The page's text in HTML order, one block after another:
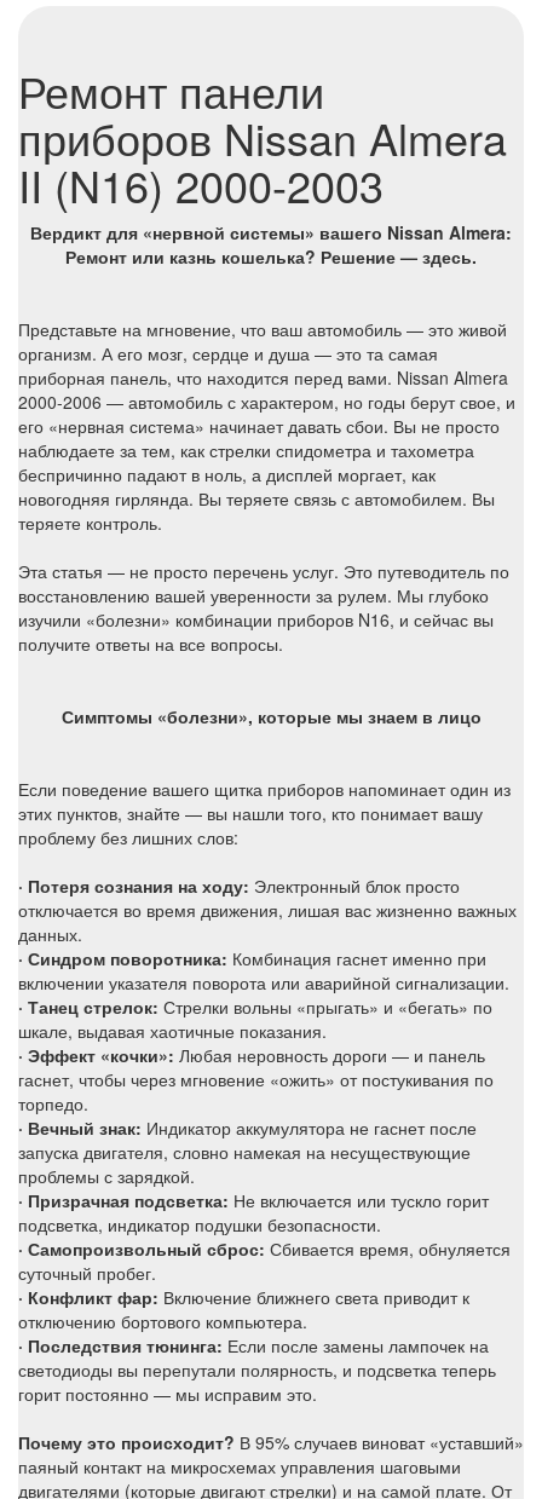
Ремонт панели
приборов Nissan Almera
II (N16) 2000-2003
Вердикт для «нервной системы» вашего Nissan Almera:
Ремонт или казнь кошелька? Решение — здесь.
Представьте на мгновение, что ваш автомобиль — это живой
организм. А его мозг, сердце и душа — это та самая
приборная панель, что находится перед вами. Nissan Almera
2000-2006 — автомобиль с характером, но годы берут свое, и
его «нервная система» начинает давать сбои. Вы не просто
наблюдаете за тем, как стрелки спидометра и тахометра
беспричинно падают в ноль, а дисплей моргает, как
новогодняя гирлянда. Вы теряете связь с автомобилем. Вы
теряете контроль.
Эта статья — не просто перечень услуг. Это путеводитель по
восстановлению вашей уверенности за рулем. Мы глубоко
изучили «болезни» комбинации приборов N16, и сейчас вы
получите ответы на все вопросы.
Симптомы «болезни», которые мы знаем в лицо
Если поведение вашего щитка приборов напоминает один из
этих пунктов, знайте — вы нашли того, кто понимает вашу
проблему без лишних слов:
· Потеря сознания на ходу: Электронный блок просто
отключается во время движения, лишая вас жизненно важных
данных.
· Синдром поворотника: Комбинация гаснет именно при
включении указателя поворота или аварийной сигнализации.
· Танец стрелок: Стрелки вольны «прыгать» и «бегать» по
шкале, выдавая хаотичные показания.
· Эффект «кочки»: Любая неровность дороги — и панель
гаснет, чтобы через мгновение «ожить» от постукивания по
торпедо.
· Вечный знак: Индикатор аккумулятора не гаснет после
запуска двигателя, словно намекая на несуществующие
проблемы с зарядкой.
· Призрачная подсветка: Не включается или тускло горит
подсветка, индикатор подушки безопасности.
· Самопроизвольный сброс: Сбивается время, обнуляется
суточный пробег.
· Конфликт фар: Включение ближнего света приводит к
отключению бортового компьютера.
· Последствия тюнинга: Если после замены лампочек на
светодиоды вы перепутали полярность, и подсветка теперь
горит постоянно — мы исправим это.
Почему это происходит? В 95% случаев виноват «уставший»
паяный контакт на микросхемах управления шаговыми
двигателями (которые двигают стрелки) и на самой плате. От